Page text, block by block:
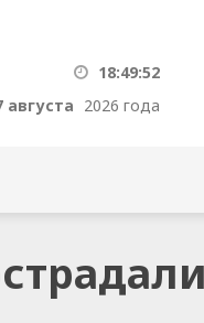
18:49:53
августа 2026 года